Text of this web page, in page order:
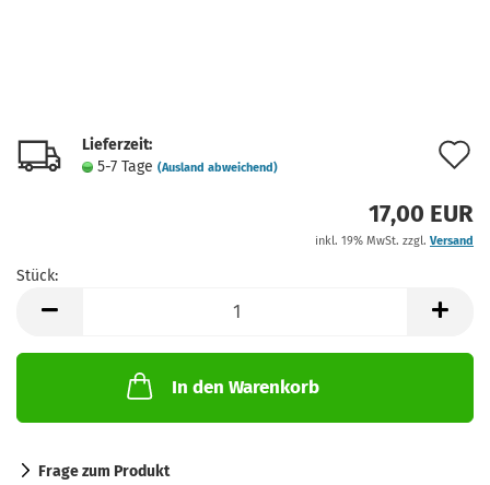
Lieferzeit:
5-7 Tage (Ausland abweichend)
17,00 EUR
inkl. 19% MwSt. zzgl. Versand
Stück:
In den Warenkorb
Frage zum Produkt